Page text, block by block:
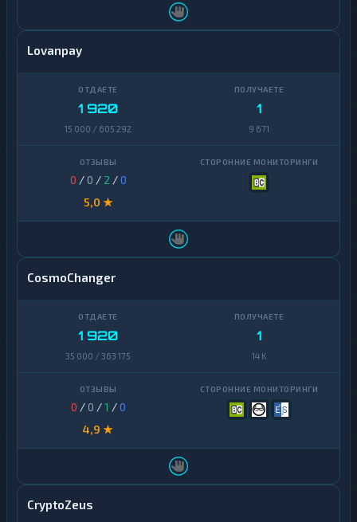
Lovanpay
1 920
15 000 / 605 292
1
9 671
0 / 0 / 2 /0
5,0 ★
CosmoChanger
1 920
35 000 / 363 175
1
14 K
0 / 0 /1 /0
4,9 ★
CryptoZeus